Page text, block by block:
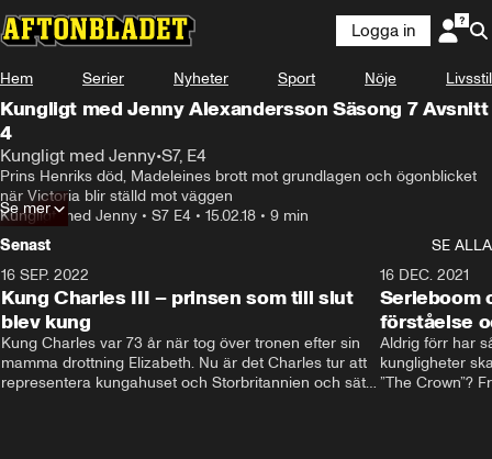
Logga in
Hem Serier Nyheter Sport Nöje Livsstil
Kungligt med Jenny Alexandersson Säsong 7 Avsnitt
4
Kungligt med Jenny•S7, E4
Prins Henriks död, Madeleines brott mot grundlagen och ögonblicket
när Victoria blir ställd mot väggen
Kungligt med Jenny • S7 E4 • 15.02.18 • 9 min
Se mer
Senast
SE ALLA
16 SEP. 2022
Kung Charles III – prinsen som till slut
blev kung
Kung Charles var 73 år när tog över tronen efter sin
mamma drottning Elizabeth. Nu är det Charles tur att
representera kungahuset och Storbritannien och sätta
16 DEC. 2021
Serieboom
förståelse
Aldrig förr har
kungligheter
”The Crown”?